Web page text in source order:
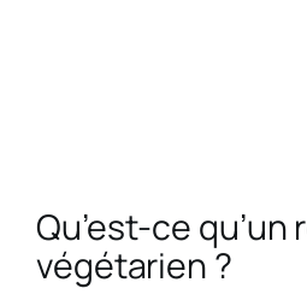
Qu’est-ce qu’un
végétarien ?